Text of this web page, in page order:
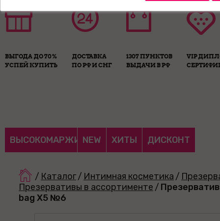
ВЫГОДА ДО 70%
УСПЕЙ КУПИТЬ
ДОСТАВКА
ПО РФ И СНГ
1307 ПУНКТОВ
ВЫДАЧИ В РФ
VIP
ВЫСОКОМАРЖИНАЛЬНЫЕ
NEW ХИТЫ ДИСКОНТ
/ Каталог/ Интимная косметика /
Презервативы в ассортименте /
bag X5 №6